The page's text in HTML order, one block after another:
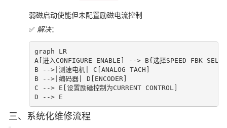
弱磁启动使能但未配置励磁电流控制
✅ 解决：
graph LR
A[进入CONFIGURE ENABLE] --> B{选择SPEED FBK
B -->|测速电机| C[ANALOG TACH]
B -->|编码器| D[ENCODER]
C --> E[设置励磁控制为CURRENT CONTROL]
D --> E
三、系统化维修流程